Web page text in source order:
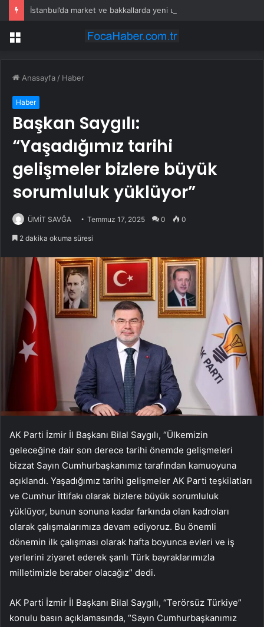
Menü
Anasayfa / Haber
Haber
Başkan Saygılı:
“Yaşadığımız tarihi
gelişmeler bizlere büyük
sorumluluk yüklüyor”
ÜMİT SAVĞA Temmuz 17, 2025 0 0
2 dakika okuma süresi
AK Parti İzmir İl Başkanı Bilal Saygılı, “Ülkemizin
geleceğine dair son derece tarihi önemde gelişmeleri
bizzat Sayın Cumhurbaşkanımız tarafından kamuoyuna
açıklandı. Yaşadığımız tarihi gelişmeler AK Parti teşkilatları
ve Cumhur İttifakı olarak bizlere büyük sorumluluk
yüklüyor, bunun sonuna kadar farkında olan kadroları
olarak çalışmalarımıza devam ediyoruz. Bu önemli
dönemin ilk çalışması olarak hafta boyunca evleri ve iş
yerlerini ziyaret ederek şanlı Türk bayraklarımızla
milletimizle beraber olacağız” dedi.
AK Parti İzmir İl Başkanı Bilal Saygılı, “Terörsüz Türkiye”
konulu basın açıklamasında, “Sayın Cumhurbaşkanımız